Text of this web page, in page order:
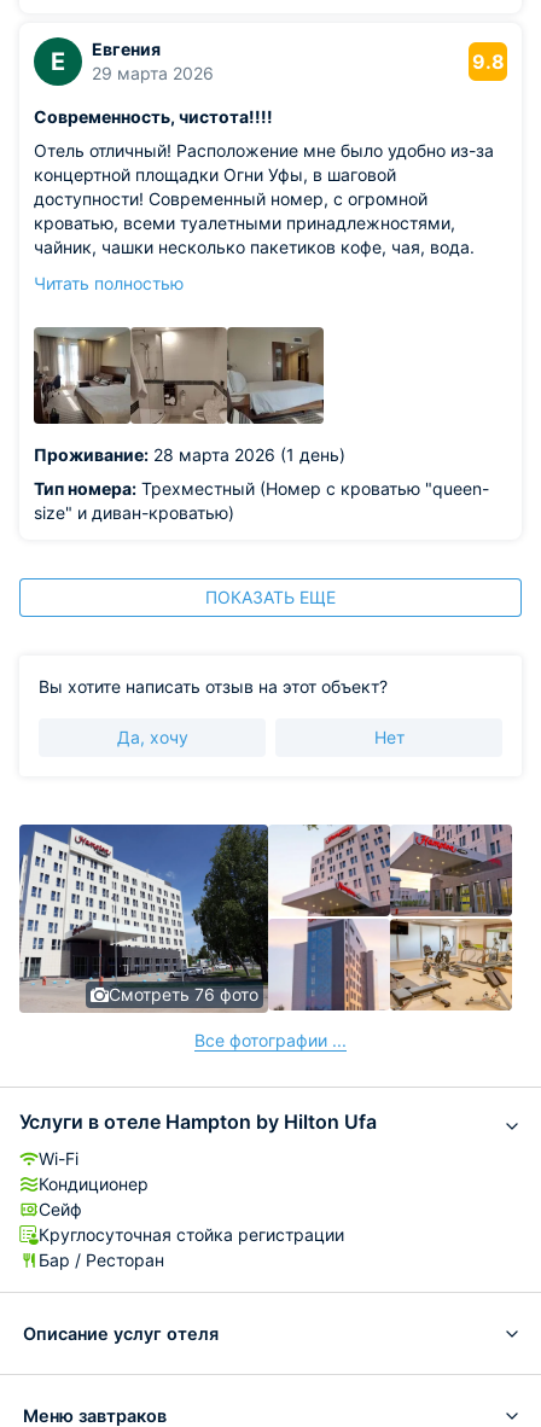
Е
Евгения
29 марта 2026
9.8
Современность, чистота!!!!
Отель отличный! Расположение мне было удобно из-за
концертной площадки Огни Уфы, в шаговой
доступности! Современный номер, с огромной
кроватью, всеми туалетными принадлежностями,
чайник, чашки несколько пакетиков кофе, чая, вода.
небольшой угловой диванчик. Очень рекомендую!
если вы на ПП!!!
Читать полностью
Проживание: 28 марта 2026 (1 день)
Тип номера: Трехместный (Номер с кроватью "queen-
size" и диван-кроватью)
ПОКАЗАТЬ ЕЩЕ
Вы хотите написать отзыв на этот объект?
Да, хочу Нет
Смотреть 76 фото
Все фотографии ...
Услуги в отеле Hampton by Hilton Ufa
Wi-Fi
Кондиционер
Сейф
Круглосуточная стойка регистрации
Бар / Ресторан
Описание услуг отеля
Меню завтраков